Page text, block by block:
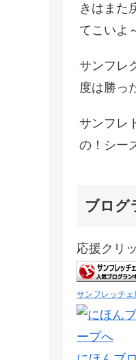
きはまた
てこいよ
サンフレ
度は勝っ
サンフレ
の！シー
ブログ
応援クリ
サンフレッチ